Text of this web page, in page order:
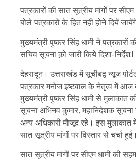
पत्रकारों की सात सूत्रीय मांगों पर
बोले पत्रकारों के हित नहीं होने दियें
मुख्यमंत्री पुष्कर सिंह धामी ने पत्रकारों
सचिव सूचना क़ो जारी किये दिशा-निर्देश.!
देहरादून। उत्तराखंड में सूचीबद्व न्यूज
पत्रकार मनोज इष्टवाल के नेतृत्व में आज
मुख्यमंत्री पुष्कर सिंह धामी से मुलाकात
सूचना अभिनव कुमार, महानिदेशक सूचना
अन्य अधिकारी मौजूद रहे। इस मुलाकात
सात सूत्रीय मांगों पर विस्तार से चर्चा हुई।
सात सूत्रीय मांगों पर सीएम धामी की